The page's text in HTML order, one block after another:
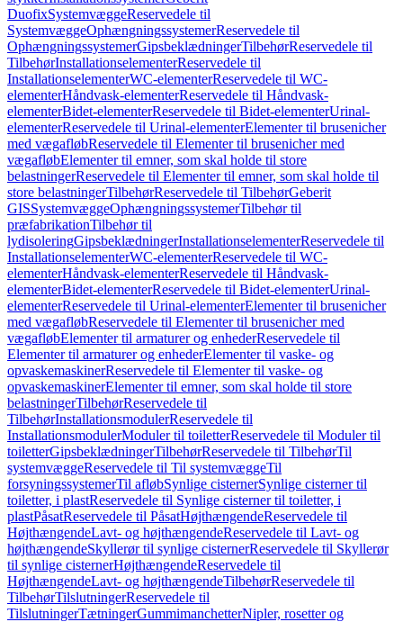
DuofixSystemvæggeReservedele til
SystemvæggeOphængningssystemerReservedele til
OphængningssystemerGipsbeklædningerTilbehørReservedele til
TilbehørInstallationselementerReservedele til
InstallationselementerWC-elementerReservedele til WC-
elementerHåndvask-elementerReservedele til Håndvask-
elementerBidet-elementerReservedele til Bidet-elementerUrinal-
elementerReservedele til Urinal-elementerElementer til brusenicher
med vægafløbReservedele til Elementer til brusenicher med
vægafløbElementer til emner, som skal holde til store
belastningerReservedele til Elementer til emner, som skal holde til
store belastningerTilbehørReservedele til TilbehørGeberit
GISSystemvæggeOphængningssystemerTilbehør til
præfabrikationTilbehør til
lydisoleringGipsbeklædningerInstallationselementerReservedele til
InstallationselementerWC-elementerReservedele til WC-
elementerHåndvask-elementerReservedele til Håndvask-
elementerBidet-elementerReservedele til Bidet-elementerUrinal-
elementerReservedele til Urinal-elementerElementer til brusenicher
med vægafløbReservedele til Elementer til brusenicher med
vægafløbElementer til armaturer og enhederReservedele til
Elementer til armaturer og enhederElementer til vaske- og
opvaskemaskinerReservedele til Elementer til vaske- og
opvaskemaskinerElementer til emner, som skal holde til store
belastningerTilbehørReservedele til
TilbehørInstallationsmodulerReservedele til
InstallationsmodulerModuler til toiletterReservedele til Moduler til
toiletterGipsbeklædningerTilbehørReservedele til TilbehørTil
systemvæggeReservedele til Til systemvæggeTil
forsyningssystemerTil afløbSynlige cisternerSynlige cisterner til
toiletter, i plastReservedele til Synlige cisterner til toiletter, i
plastPåsatReservedele til PåsatHøjthængendeReservedele til
HøjthængendeLavt- og højthængendeReservedele til Lavt- og
højthængendeSkyllerør til synlige cisternerReservedele til Skyllerør
til synlige cisternerHøjthængendeReservedele til
HøjthængendeLavt- og højthængendeTilbehørReservedele til
TilbehørTilslutningerReservedele til
TilslutningerTætningerGummimanchetterNipler, rosetter og